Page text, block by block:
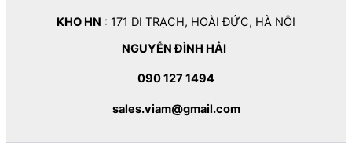
KHO HN : 171 DI TRẠCH, HOÀI ĐỨC, HÀ NỘI
NGUYỄN ĐÌNH HẢI
090 127 1494
sales.viam@gmail.com